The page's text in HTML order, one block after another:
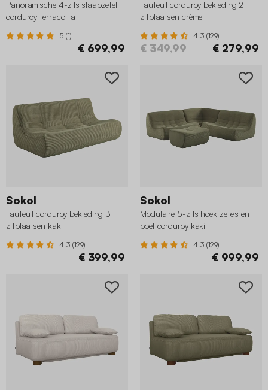
Panoramische 4-zits slaapzetel
corduroy terracotta
5 (1)
€ 699,99
Fauteuil corduroy bekleding 2
zitplaatsen crème
4.3 (129)
€ 349,99 € 279,99
Sokol
Fauteuil corduroy bekleding 3
zitplaatsen kaki
4.3 (129)
€ 399,99
Sokol
Modulaire 5-zits hoek zetels en
poef corduroy kaki
4.3 (129)
€ 999,99